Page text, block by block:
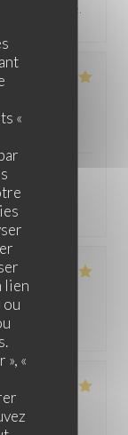
«
lien
ou
«
cette adresse.
/ Prix
super, et
/ Prix